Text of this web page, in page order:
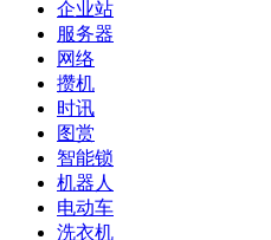
企业站
服务器
网络
攒机
时讯
图赏
智能锁
机器人
电动车
洗衣机